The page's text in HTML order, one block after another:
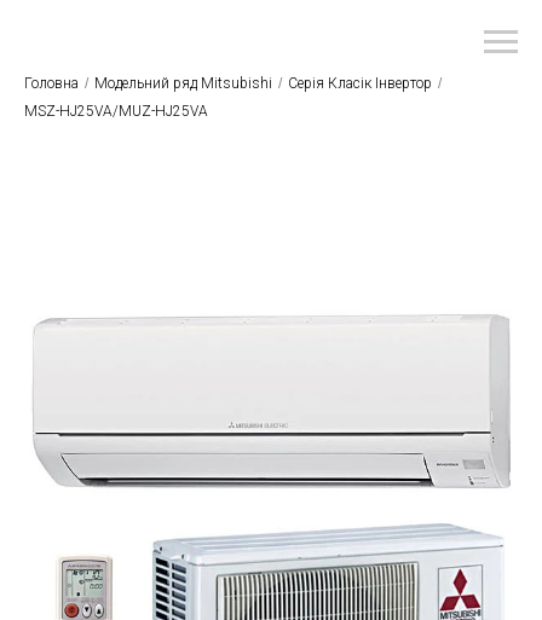
Головна / Модельний ряд Mitsubishi / Серія Класік Інвертор /
MSZ-HJ25VA/MUZ-HJ25VA